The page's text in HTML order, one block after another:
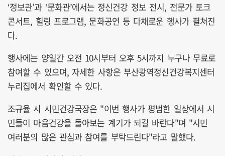
‘정보관’과 ‘문화관’에서는 정신건강 정보 전시, 전문가 토크
콘서트, 힐링 프로그램, 문화공연 등 다채로운 행사가 펼쳐진
다.
행사에는 양일간 오전 10시부터 오후 5시까지 누구나 무료로
참여할 수 있으며, 자세한 사항은 부산광역정신건강복지센터
누리집에서 확인할 수 있다.
조규율 시 시민건강국장은 "이번 행사가 평범한 일상에서 시
민들이 마음건강을 돌아보는 계기가 되길 바란다"며 "시민
여러분의 많은 관심과 참여를 부탁드린다"라고 말했다.